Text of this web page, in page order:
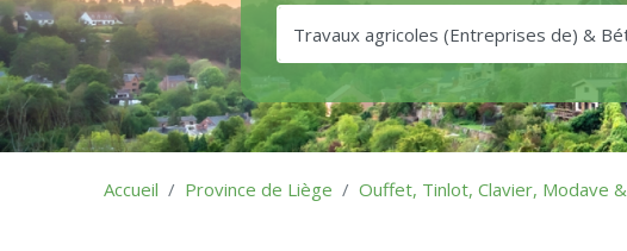
Accueil Province de Liège Ouffet, Tinlot, Clavier, Modave